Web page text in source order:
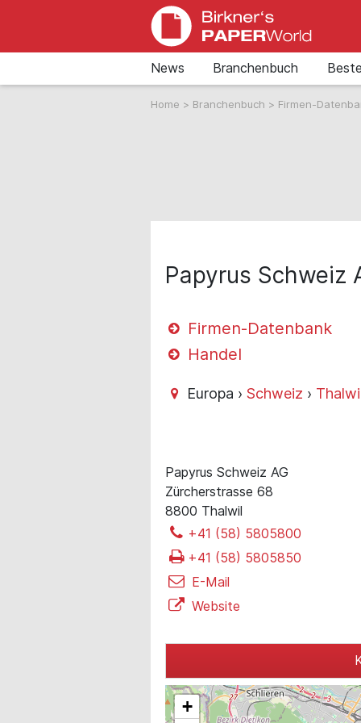
News Branchenbuch
Home > Branchenbuch > Firmen-
Papyrus Schweiz
Firmen-Datenbank
Handel
Europa ›Schweiz ›
Papyrus Schweiz AG
Zürcherstrasse 68
8800 Thalwil
+41 (58) 5805800
+41 (58) 5805850
E-Mail
Website
+